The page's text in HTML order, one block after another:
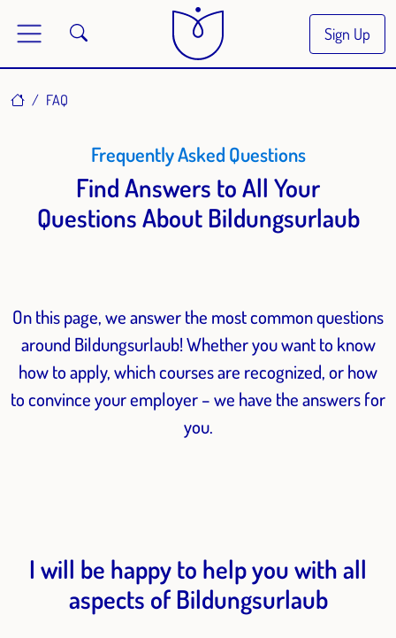
Sign Up
HomeFAQ
Frequently Asked Questions
Find Answers to All Your
Questions About Bildungsurlaub
On this page, we answer the most common questions
around Bildungsurlaub! Whether you want to know
how to apply, which courses are recognized, or how
to convince your employer – we have the answers for
you.
I will be happy to help you with all
aspects of Bildungsurlaub